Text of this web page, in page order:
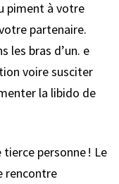
piment à votre
partenaire.
les bras d’un. e
voire susciter
la libido de
personne ! Le
rencontre